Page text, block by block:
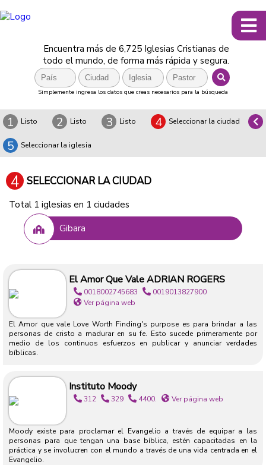
Encuentra más de 6,725 Iglesias Cristianas de
todo el mundo, de forma más rápida y segura.
Simplemente ingresa los datos que creas necesarios para la búsqueda
1 Listo 2 Listo 3 Listo 4 Seleccionar la ciudad
5 Seleccionar la iglesia
4 SELECCIONAR LA CIUDAD
Total 1 iglesias en 1 ciudades
Gibara
El Amor Que Vale ADRIAN ROGERS
0018002745683
0019013827900
Ver página web
El Amor que vale Love Worth Finding's purpose es para brindar a las
personas de cristo a madurar en su fe. Esto sucede primeramente por
medio de los continuos esfuerzos en publicar y anunciar verdades
bíblicas.
Instituto Moody
312 329 4400. Ver página web
Moody existe para proclamar el Evangelio a través de equipar a las
personas para que tengan una base bíblica, estén capacitadas en la
práctica y se involucren con el mundo a través de una vida centrada en el
Evangelio.